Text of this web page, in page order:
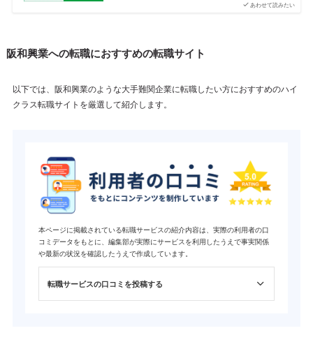
あわせて読みたい
阪和興業への転職におすすめの転職サイト
以下では、阪和興業のような大手難関企業に転職したい方におすすめのハイ
クラス転職サイトを厳選して紹介します。
本ページに掲載されている転職サービスの紹介内容は、実際の利用者の口
コミデータをもとに、編集部が実際にサービスを利用したうえで事実関係
や最新の状況を確認したうえで作成しています。
転職サービスの口コミを投稿する